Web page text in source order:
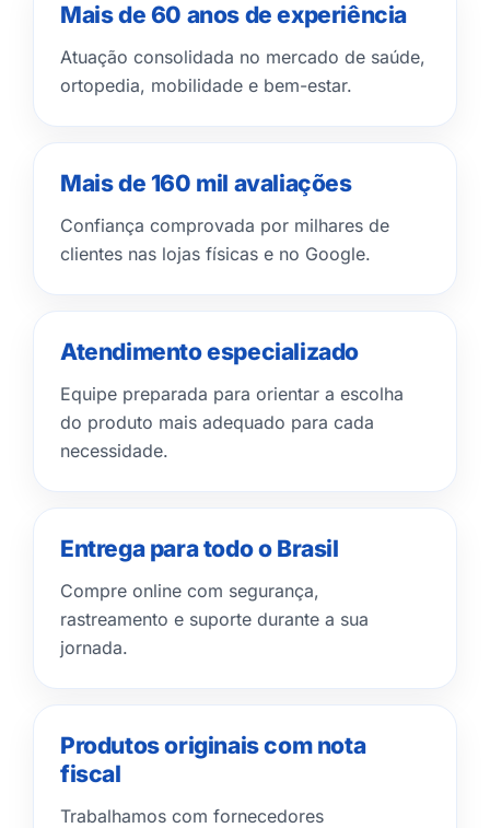
Mais de 60 anos de experiência
Atuação consolidada no mercado de saúde,
ortopedia, mobilidade e bem-estar.
Mais de 160 mil avaliações
Confiança comprovada por milhares de
clientes nas lojas físicas e no Google.
Atendimento especializado
Equipe preparada para orientar a escolha
do produto mais adequado para cada
necessidade.
Entrega para todo o Brasil
Compre online com segurança,
rastreamento e suporte durante a sua
jornada.
Produtos originais com nota
fiscal
Trabalhamos com fornecedores